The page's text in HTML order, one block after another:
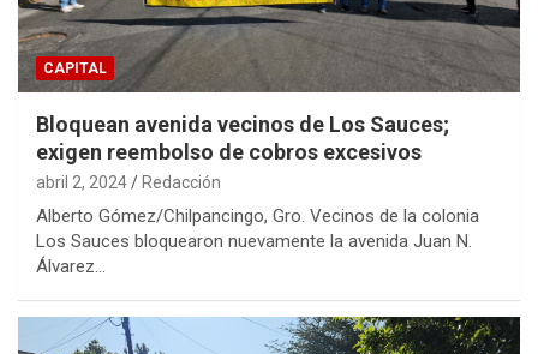
CAPITAL
Bloquean avenida vecinos de Los Sauces;
exigen reembolso de cobros excesivos
abril 2, 2024 Redacción
Alberto Gómez/Chilpancingo, Gro. Vecinos de la colonia
Los Sauces bloquearon nuevamente la avenida Juan N.
Álvarez…